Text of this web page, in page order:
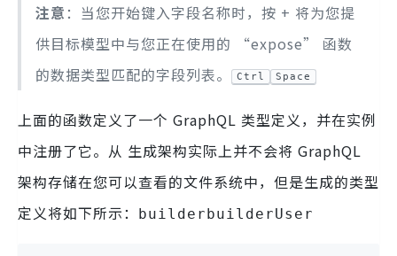
注意 ：当您开始键入字段名称时，按 + 将为您提
供目标模型中与您正在使用的 “expose” 函数
的数据类型匹配的字段列表。
Ctrl Space
上面的函数定义了一个 GraphQL 类型定义，并在实例
中注册了它。从 生成架构实际上并不会将 GraphQL
架构存储在您可以查看的文件系统中，但是生成的类型
定义将如下所示：
builderbuilderUser